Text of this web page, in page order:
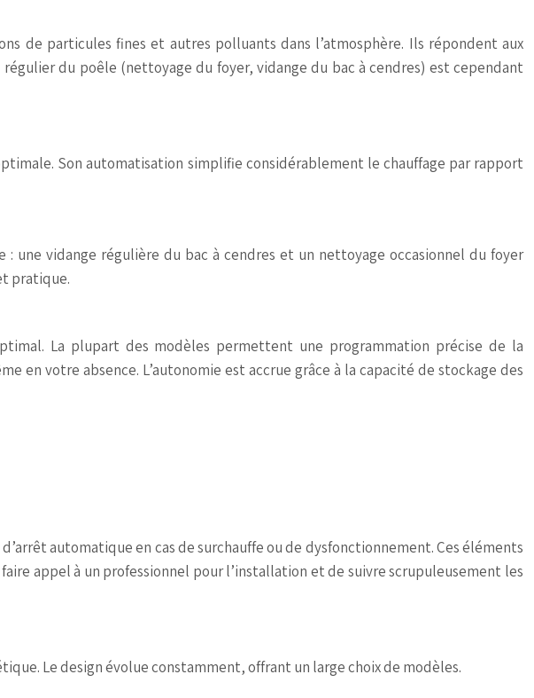
de particules fines et autres polluants dans l’atmosphère. Ils répondent aux
du poêle (nettoyage du foyer, vidange du bac à cendres) est cependant
Son automatisation simplifie considérablement le chauffage par rapport
une vidange régulière du bac à cendres et un nettoyage occasionnel du foyer
pratique.
La plupart des modèles permettent une programmation précise de la
en votre absence. L’autonomie est accrue grâce à la capacité de stockage des
automatique en cas de surchauffe ou de dysfonctionnement. Ces éléments
appel à un professionnel pour l’installation et de suivre scrupuleusement les
Le design évolue constamment, offrant un large choix de modèles.